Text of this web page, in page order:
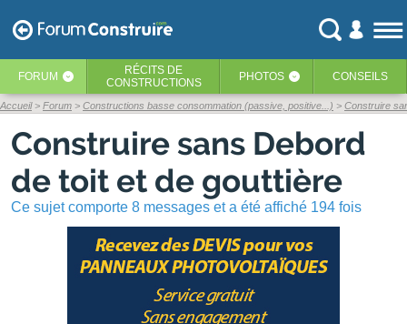
FORUM ‹ RÉCITS DE
CONSTRUCTIONS
PHOTOS ‹ CONSEILS
Accueil Forum Constructions basse consommation (passive, positive...) Construire
Construire sans Debord
de toit et de gouttière
Ce sujet comporte 8 messages et a été affiché 194 fois